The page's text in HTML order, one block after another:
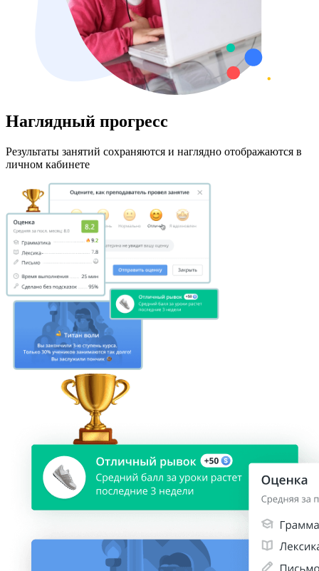
Наглядный прогресс
Результаты занятий сохраняются и наглядно отображаются в
личном кабинете